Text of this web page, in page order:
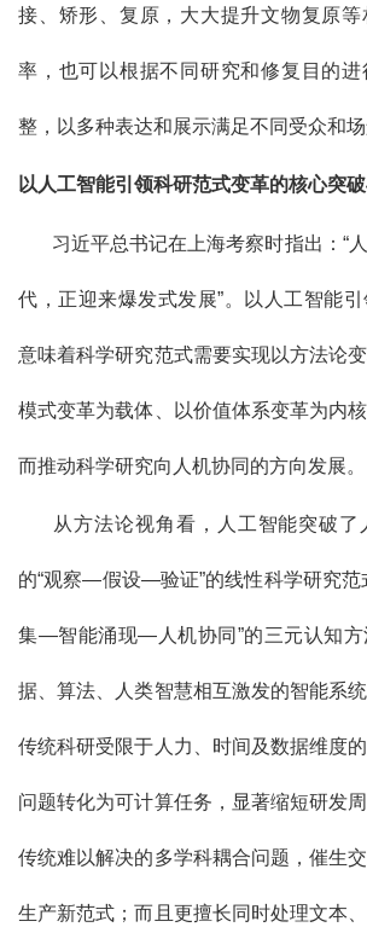
接、矫形、复原，大大提升文物复原
率，也可以根据不同研究和修复目的进
整，以多种表达和展示满足不同受众和场
以人工智能引领科研范式变革的核心突
习近平总书记在上海考察时指出：“
代，正迎来爆发式发展”。以人工智能引
意味着科学研究范式需要实现以方法论
模式变革为载体、以价值体系变革为内
而推动科学研究向人机协同的方向发展。
从方法论视角看，人工智能突破了
的“观察—假设—验证”的线性科学研究范
集—智能涌现—人机协同”的三元认知方
据、算法、人类智慧相互激发的智能系
传统科研受限于人力、时间及数据维度
问题转化为可计算任务，显著缩短研发
传统难以解决的多学科耦合问题，催生
生产新范式；而且更擅长同时处理文本